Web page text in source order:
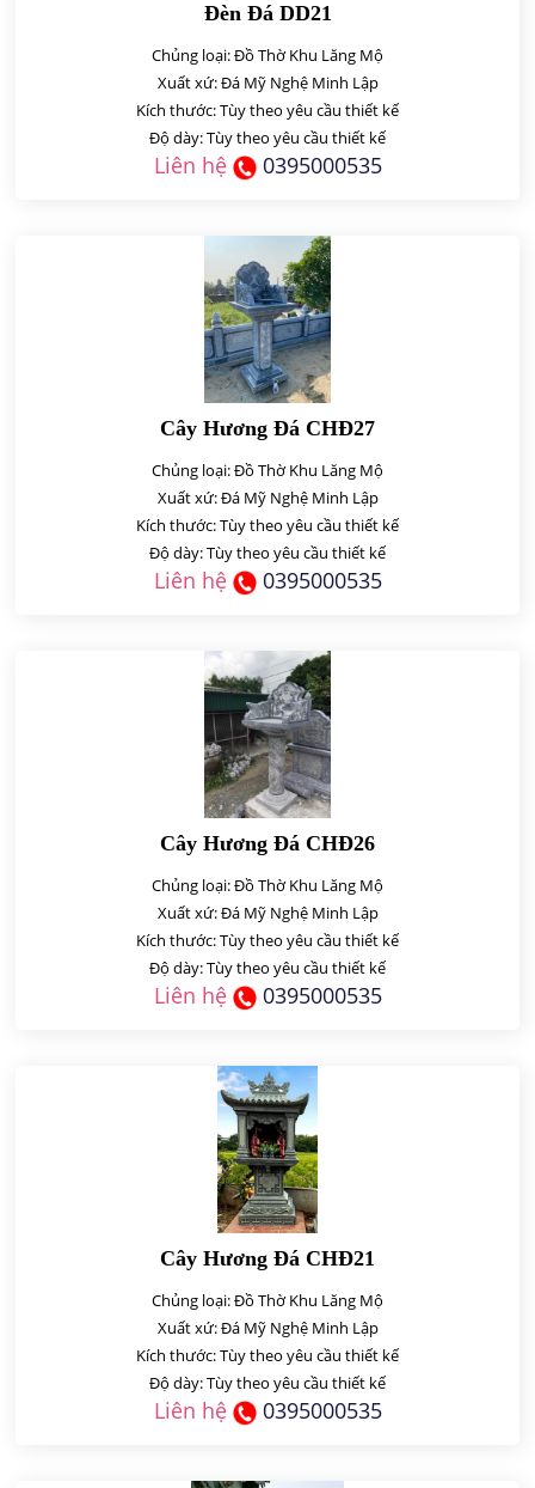
Đèn Đá DD21
Chủng loại: Đồ Thờ Khu Lăng Mộ
Xuất xứ: Đá Mỹ Nghệ Minh Lập
Kích thước: Tùy theo yêu cầu thiết kế
Độ dày: Tùy theo yêu cầu thiết kế
Liên hệ 0395000535
Cây Hương Đá CHĐ27
Chủng loại: Đồ Thờ Khu Lăng Mộ
Xuất xứ: Đá Mỹ Nghệ Minh Lập
Kích thước: Tùy theo yêu cầu thiết kế
Độ dày: Tùy theo yêu cầu thiết kế
Liên hệ 0395000535
Cây Hương Đá CHĐ26
Chủng loại: Đồ Thờ Khu Lăng Mộ
Xuất xứ: Đá Mỹ Nghệ Minh Lập
Kích thước: Tùy theo yêu cầu thiết kế
Độ dày: Tùy theo yêu cầu thiết kế
Liên hệ 0395000535
Cây Hương Đá CHĐ21
Chủng loại: Đồ Thờ Khu Lăng Mộ
Xuất xứ: Đá Mỹ Nghệ Minh Lập
Kích thước: Tùy theo yêu cầu thiết kế
Độ dày: Tùy theo yêu cầu thiết kế
Liên hệ 0395000535